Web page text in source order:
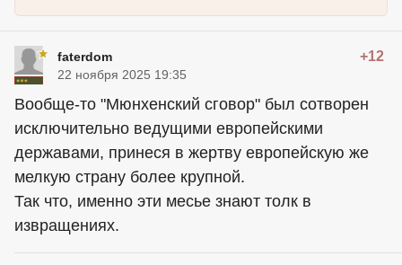
faterdom +12
22 ноября 2025 19:35
Вообще-то "Мюнхенский сговор" был сотворен
исключительно ведущими европейскими
державами, принеся в жертву европейскую же
мелкую страну более крупной.
Так что, именно эти месье знают толк в
извращениях.